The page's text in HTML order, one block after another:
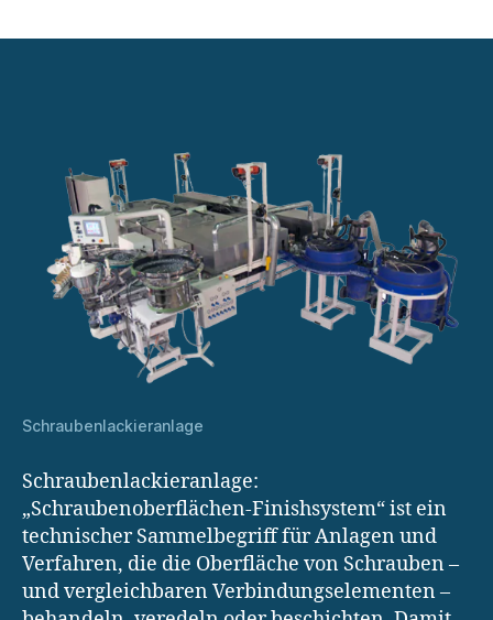
Schraubenlackieranlage
Schraubenlackieranlage:
„Schraubenoberflächen-Finishsystem“ ist ein
technischer Sammelbegriff für Anlagen und
Verfahren, die die Oberfläche von Schrauben –
und vergleichbaren Verbindungselementen –